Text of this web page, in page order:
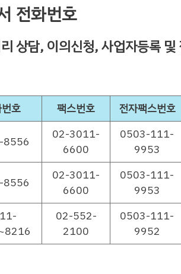
전화번호
상담, 이의신청, 사업자등록 및
호 팩스번호 전자팩스번호
02-3011-
6600
0503-111-
9953
02-3011-
6600
0503-111-
9953
02-552-
2100
0503-111-
9952